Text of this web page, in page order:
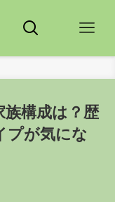
族構成は？歴
プが気にな